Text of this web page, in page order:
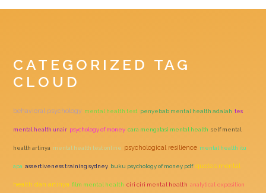
CATEGORIZED TAG
CLOUD
behavioral psychology mental health test penyebab mental health adalah tes
mental health unair psychology of money cara mengatasi mental health self mental
health artinya mental health test online psychological resilience mental health itu
apa assertiveness training sydney buku psychology of money pdf quotes mental
health dan artinya film mental health ciri ciri mental health analytical exposition